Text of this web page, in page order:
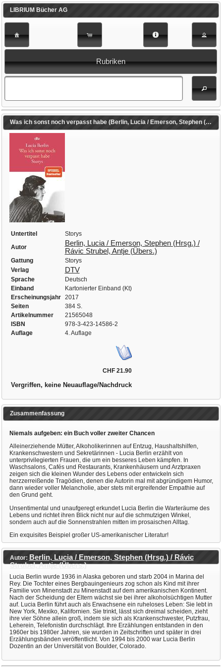
LIBRIUM Bücher AG
Rubriken
Was ich sonst noch verpasst habe (Berlin, Lucia / Emerson, Stephen (Hrsg.) / Rávic Strubel, Antje (Übers.))
Untertitel
Storys
Autor
Berlin, Lucia / Emerson, Stephen (Hrsg.) /
Rávic Strubel, Antje (Übers.)
Gattung
Storys
Verlag
DTV
Sprache
Deutsch
Einband
Kartonierter Einband (Kt)
Erscheinungsjahr
2017
Seiten
384 S.
Artikelnummer
21565048
ISBN
978-3-423-14586-2
Auflage
4. Auflage
CHF 21.90
Vergriffen, keine Neuauflage/Nachdruck
Zusammenfassung
Niemals aufgeben: ein Buch voller zweiter Chancen
Alleinerziehende Mütter, Alkoholikerinnen auf Entzug, Haushaltshilfen,
Krankenschwestern und Sekretärinnen - Lucia Berlin erzählt von
unterprivilegierten Frauen, die um ein besseres Leben kämpfen. In
Waschsalons, Cafés und Restaurants, Krankenhäusern und Arztpraxen
zeigen sich die kleinen Wunder des Lebens oder entwickeln sich
herzzerreißende Tragödien, denen die Autorin mal mit abgründigem Humor,
dann wieder voller Melancholie, aber stets mit ergreifender Empathie auf
den Grund geht.
Unsentimental und unaufgeregt erkundet Lucia Berlin die Warteräume des
Lebens und richtet ihren Blick nicht nur auf die schmutzigen Winkel,
sondern auch auf die Sonnenstrahlen mitten im prosaischen Alltag.
Ein exquisites Beispiel großer US-amerikanischer Literatur!
Autor: Berlin, Lucia / Emerson, Stephen (Hrsg.) / Rávic
Strubel, Antje (Übers.)
Lucia Berlin wurde 1936 in Alaska geboren und starb 2004 in Marina del
Rey. Die Tochter eines Bergbauingenieurs zog schon als Kind mit ihrer
Familie von Minenstadt zu Minenstadt auf dem amerikanischen Kontinent.
Nach der Scheidung der Eltern wächst sie bei ihrer alkoholsüchtigen Mutter
auf. Lucia Berlin führt auch als Erwachsene ein ruheloses Leben: Sie lebt in
New York, Mexiko, Kalifornien. Sie trinkt, lässt sich dreimal scheiden, zieht
ihre vier Söhne allein groß, indem sie sich als Krankenschwester, Putzfrau,
Leherein, Telefonistin durchschlägt. Ihre Erzählungen entstanden in den
1960er bis 1980er Jahren, sie wurden in Zeitschriften und später in drei
Erzählungsbänden veröffentlicht. Von 1994 bis 2000 war Lucia Berlin
Dozentin an der Universität von Boulder, Colorado.